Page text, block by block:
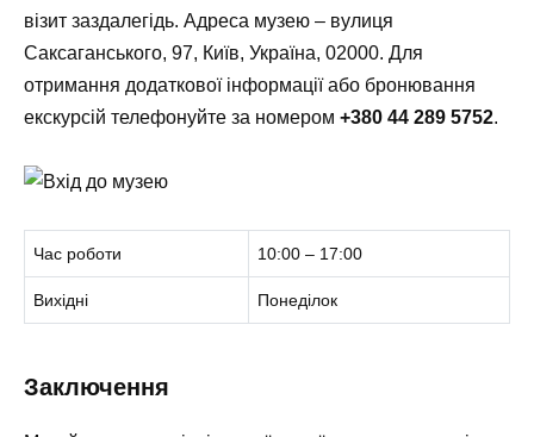
візит заздалегідь. Адреса музею – вулиця
Саксаганського, 97, Київ, Україна, 02000. Для
отримання додаткової інформації або бронювання
екскурсій телефонуйте за номером +380 44 289 5752.
Час роботи 10:00 – 17:00
Вихідні Понеділок
Заключення